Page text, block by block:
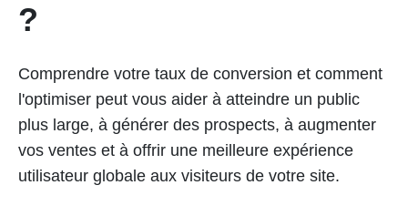
?
Comprendre votre taux de conversion et comment
l'optimiser peut vous aider à atteindre un public
plus large, à générer des prospects, à augmenter
vos ventes et à offrir une meilleure expérience
utilisateur globale aux visiteurs de votre site.